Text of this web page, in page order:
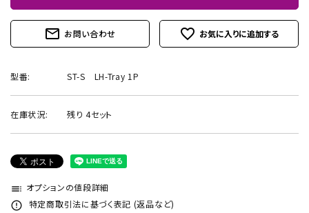
mail_outline お問い合わせ favorite_outline
型番: ST-S LH-Tray 1P
在庫状況: 残り 4セット
toc オプションの値段詳細
error_outline 特定商取引法に基づく表記 (返品など)